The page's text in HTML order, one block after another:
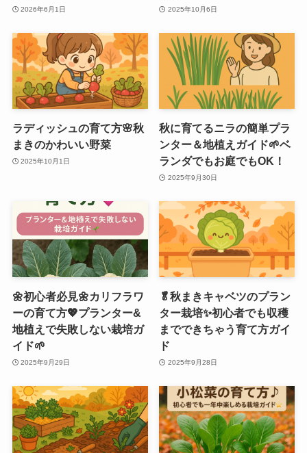
2026年6月1日 2025年10月6日
ラディッシュの育て方🌸秋
まきのかわいい野菜
2025年10月1日
秋に育てるニラの簡単プラ
ンター＆地植えガイド🌱ベ
ランダでもお庭でもOK！
2025年9月30日
🌼初心者必見🌼カリフラワ
ーの育て方💖プランター&
地植えで失敗しない栽培ガ
イド🌱
2025年9月29日
🥬秋まきキャベツのプラン
ター栽培✨初心者でも収穫
までできちゃう育て方ガイ
ド
2025年9月28日